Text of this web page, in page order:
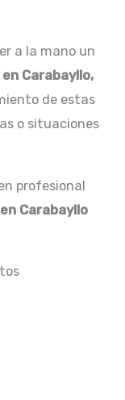
a la mano un
Carabayllo,
de estas
o situaciones
profesional
Carabayllo